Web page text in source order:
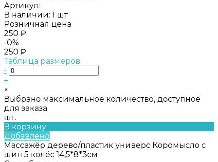
Артикул:
В наличии: 1 шт
Розничная цена
250 ₽
-0%
250 ₽
Таблица размеров
-
+
×
Выбрано максимальное количество, доступное
для заказа
шт.
В корзину
Добавлено
Массажёр дерево/пластик универс Коромысло с
шип 5 колёс 14,5*8*3см